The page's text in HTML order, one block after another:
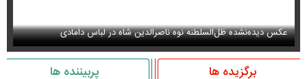
عکس دیده‌نشده ظل‌السلطنه نوه ناصرالدین شاه در لباس دامادی
برگزیده ها پربیننده ها